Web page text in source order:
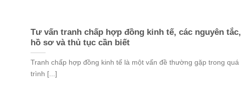
Tư vấn tranh chấp hợp đồng kinh tế, các nguyên tắc,
hồ sơ và thủ tục cần biết
Tranh chấp hợp đồng kinh tế là một vấn đề thường gặp trong quá
trình [...]